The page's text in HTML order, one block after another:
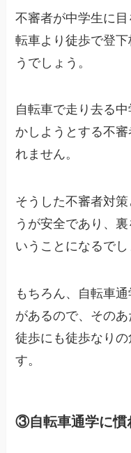
不審者が中学生に
転車より徒歩で登
うでしょう。
自転車で走り去る
かしようとする不
れません。
そうした不審者対
うが安全であり、
いうことになるでし
もちろん、自転車
があるので、そのあ
徒歩にも徒歩なり
す。
③自転車通学に慣